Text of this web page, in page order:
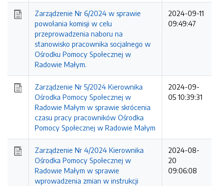
Zarządzenie Nr 6/2024 w sprawie
powołania komisji w celu
przeprowadzenia naboru na
stanowisko pracownika socjalnego w
Ośrodku Pomocy Społecznej w
Radowie Małym.
2024-09-11
09:49:47
Zarządzenie Nr 5/2024 Kierownika
Ośrodka Pomocy Społecznej w
Radowie Małym w sprawie skrócenia
czasu pracy pracowników Ośrodka
Pomocy Społecznej w Radowie Małym
2024-09-
05 10:39:31
Zarządzenie Nr 4/2024 Kierownika
Ośrodka Pomocy Społecznej w
Radowie Małym w sprawie
wprowadzenia zmian w instrukcji
2024-08-
20
09:06:08